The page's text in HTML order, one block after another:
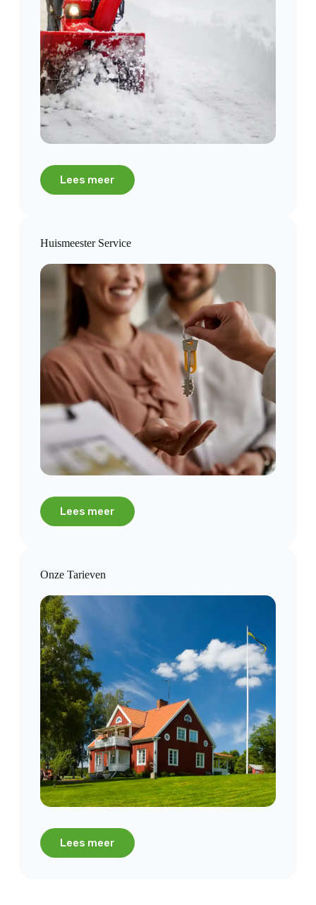
Lees meer
Huismeester Service
Lees meer
Onze Tarieven
Lees meer